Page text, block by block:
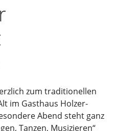
zum traditionellen
im Gasthaus Holzer-
Abend steht ganz
Tanzen, Musizieren“